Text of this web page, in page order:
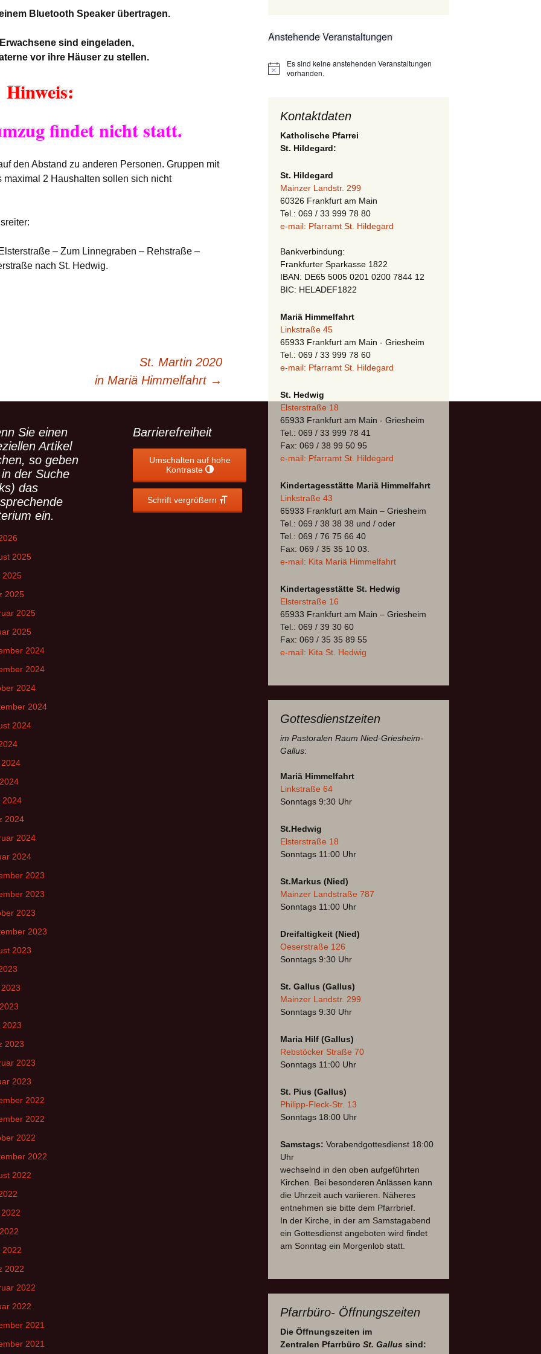
Bistum Limburg (ext.
Caritas Frankfurt (ext.
Link)
Förderverein Caritas
(ext. Link)
Kirchenzeitung Limburg
(ext. Link)
Jugendkirche Jona (ext.
Link)
Vereinsring Griesheim
(ext. Link)
Himmelfahrt
Kirche St. Hedwig
Das Pfarrhaus
Unser Josefshaus
(St.Hedwig)
Himmelfahrt
–
Bluetooth Speaker übertragen.
sind eingeladen,
vor ihre Häuser zu stellen.
Hinweis:
findet nicht statt.
den Abstand zu anderen Personen. Gruppen mit
maximal 2 Haushalten sollen sich nicht
– Zum Linnegraben – Rehstraße –
nach St. Hedwig.
St. Martin 2020
in Mariä Himmelfahrt →
Anstehende Veranstaltungen
Hinweis
Es sind keine anstehenden Veranstaltungen
vorhanden.
Kontaktdaten
Katholische Pfarrei
St. Hildegard:
St. Hildegard
Mainzer Landstr. 299
60326 Frankfurt am Main
Tel.: 069 / 33 999 78 80
e-mail: Pfarramt St. Hildegard
Bankverbindung:
Frankfurter Sparkasse 1822
IBAN: DE65 5005 0201 0200 7844 12
BIC: HELADEF1822
Mariä Himmelfahrt
Linkstraße 45
65933 Frankfurt am Main - Griesheim
Tel.: 069 / 33 999 78 60
e-mail: Pfarramt St. Hildegard
St. Hedwig
Elsterstraße 18
65933 Frankfurt am Main - Griesheim
Tel.: 069 / 33 999 78 41
Fax: 069 / 38 99 50 95
e-mail: Pfarramt St. Hildegard
Kindertagesstätte Mariä Himmelfahrt
Linkstraße 43
65933 Frankfurt am Main – Griesheim
Tel.: 069 / 38 38 38 und / oder
Tel.: 069 / 76 75 66 40
Fax: 069 / 35 35 10 03.
e-mail: Kita Mariä Himmelfahrt
Kindertagesstätte St. Hedwig
Elsterstraße 16
65933 Frankfurt am Main – Griesheim
Tel.: 069 / 39 30 60
Fax: 069 / 35 35 89 55
e-mail: Kita St. Hedwig
Gottesdienstzeiten
im Pastoralen Raum Nied-Griesheim-
Gallus:
Mariä Himmelfahrt
Linkstraße 64
Sonntags 9:30 Uhr
St.Hedwig
Elsterstraße 18
Sonntags 11:00 Uhr
St.Markus (Nied)
Mainzer Landstraße 787
Sonntags 11:00 Uhr
Dreifaltigkeit (Nied)
Oeserstraße 126
Sonntags 9:30 Uhr
St. Gallus (Gallus)
Mainzer Landstr. 299
Sonntags 9:30 Uhr
Maria Hilf (Gallus)
Rebstöcker Straße 70
Sonntags 11:00 Uhr
St. Pius (Gallus)
Philipp-Fleck-Str. 13
Sonntags 18:00 Uhr
Samstags: Vorabendgottesdienst 18:00
Uhr
wechselnd in den oben aufgeführten
Kirchen. Bei besonderen Anlässen kann
die Uhrzeit auch variieren. Näheres
entnehmen sie bitte dem Pfarrbrief.
In der Kirche, in der am Samstagabend
ein Gottesdienst angeboten wird findet
am Sonntag ein Morgenlob statt.
Pfarrbüro- Öffnungszeiten
Die Öffnungszeiten im
Zentralen Pfarrbüro St. Gallus sind:
Sie einen
Artikel
so geben
der Suche
das
ein.
2025
2025
2025
2025
2025
2024
2024
2024
2024
2024
2024
2024
2024
2024
2023
2023
2023
2023
2023
2023
2023
2023
2023
2022
2022
2022
2022
2022
2022
2022
2022
2022
2021
2021
Barrierefreiheit
Umschalten auf hohe
Kontraste
Schrift vergrößern